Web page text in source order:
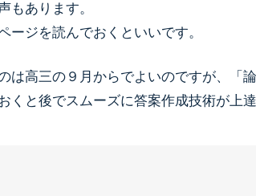
もあります。
ージを読んでおくといいです。
は高三の９月からでよいのですが、「
くと後でスムーズに答案作成技術が上達